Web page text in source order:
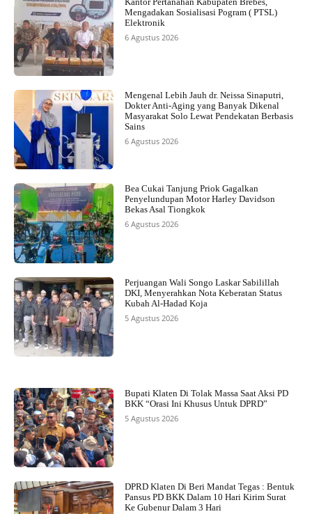
Mengadakan Sosialisasi Pogram ( PTSL)
Elektronik
6 Agustus 2026
Mengenal Lebih Jauh dr. Neissa Sinaputri,
Dokter Anti-Aging yang Banyak Dikenal
Masyarakat Solo Lewat Pendekatan Berbasis
Sains
6 Agustus 2026
Bea Cukai Tanjung Priok Gagalkan
Penyelundupan Motor Harley Davidson
Bekas Asal Tiongkok
6 Agustus 2026
Perjuangan Wali Songo Laskar Sabilillah
DKI, Menyerahkan Nota Keberatan Status
Kubah Al-Hadad Koja
5 Agustus 2026
Bupati Klaten Di Tolak Massa Saat Aksi PD
BKK “Orasi Ini Khusus Untuk DPRD”
5 Agustus 2026
DPRD Klaten Di Beri Mandat Tegas : Bentuk
Pansus PD BKK Dalam 10 Hari Kirim Surat
Ke Gubenur Dalam 3 Hari